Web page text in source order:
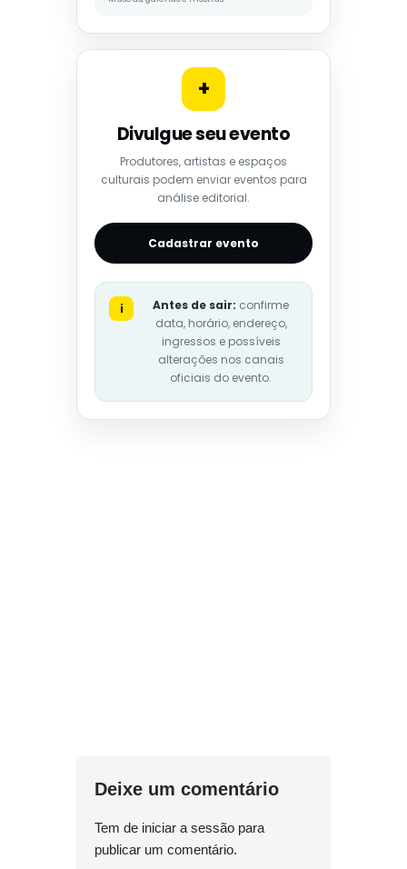
+
Divulgue seu evento
Produtores, artistas e espaços
culturais podem enviar eventos para
análise editorial.
Cadastrar evento
i Antes de sair: confirme
data, horário, endereço,
ingressos e possíveis
alterações nos canais
oficiais do evento.
Deixe um comentário
Tem de iniciar a sessão para
publicar um comentário.